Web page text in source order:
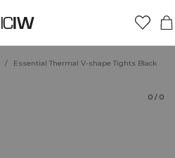
/ Essential Thermal V-shape Tights Black
0 / 0